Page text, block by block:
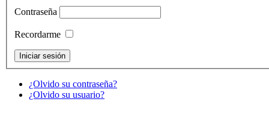
Contraseña
Recordarme
¿Olvido su contraseña?
¿Olvido su usuario?